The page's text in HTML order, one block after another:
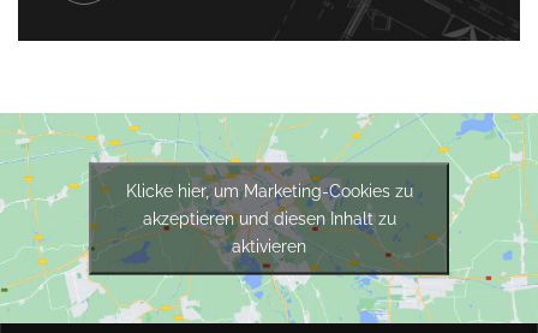
Klicke hier, um Marketing-Cookies zu
akzeptieren und diesen Inhalt zu
aktivieren